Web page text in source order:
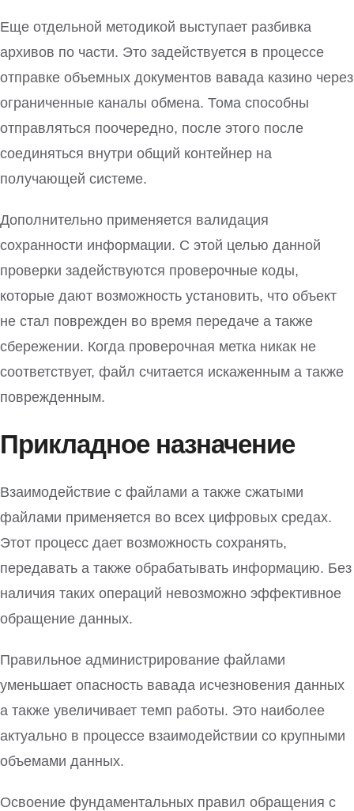
Еще отдельной методикой выступает разбивка
архивов по части. Это задействуется в процессе
отправке объемных документов вавада казино через
ограниченные каналы обмена. Тома способны
отправляться поочередно, после этого после
соединяться внутри общий контейнер на
получающей системе.
Дополнительно применяется валидация
сохранности информации. С этой целью данной
проверки задействуются проверочные коды,
которые дают возможность установить, что объект
не стал поврежден во время передаче а также
сбережении. Когда проверочная метка никак не
соответствует, файл считается искаженным а также
поврежденным.
Прикладное назначение
Взаимодействие с файлами а также сжатыми
файлами применяется во всех цифровых средах.
Этот процесс дает возможность сохранять,
передавать а также обрабатывать информацию. Без
наличия таких операций невозможно эффективное
обращение данных.
Правильное администрирование файлами
уменьшает опасность вавада исчезновения данных
а также увеличивает темп работы. Это наиболее
актуально в процессе взаимодействии со крупными
объемами данных.
Освоение фундаментальных правил обращения с